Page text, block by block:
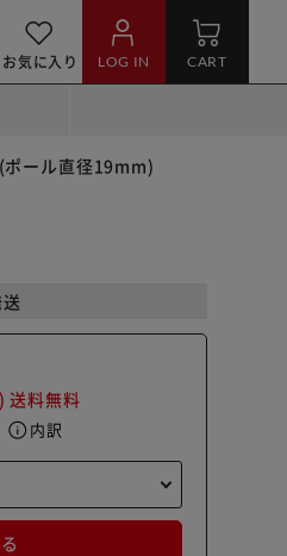
お気に入り LOG IN CART
ール直径19mm)
送料無料
info 内訳